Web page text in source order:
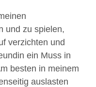
und zu spielen,
verzichten und
ein Muss in
besten in meinem
auslasten